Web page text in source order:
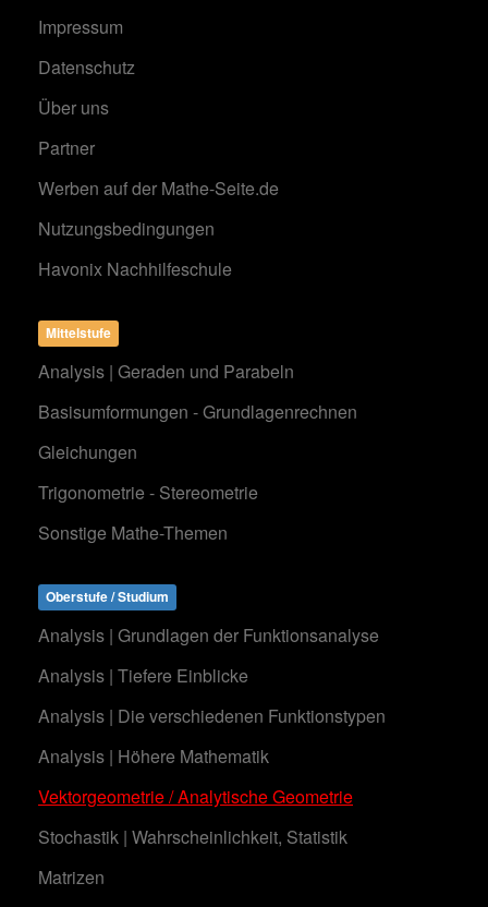
Impressum
Datenschutz
Über uns
Partner
Werben auf der Mathe-Seite.de
Nutzungsbedingungen
Havonix Nachhilfeschule
Mittelstufe
Analysis | Geraden und Parabeln
Basisumformungen - Grundlagenrechnen
Gleichungen
Trigonometrie - Stereometrie
Sonstige Mathe-Themen
Oberstufe / Studium
Analysis | Grundlagen der Funktionsanalyse
Analysis | Tiefere Einblicke
Analysis | Die verschiedenen Funktionstypen
Analysis | Höhere Mathematik
Vektorgeometrie / Analytische Geometrie
Stochastik | Wahrscheinlichkeit, Statistik
Matrizen